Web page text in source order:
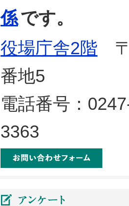
係です。
役場庁舎2階
番地5
電話番号：
3363